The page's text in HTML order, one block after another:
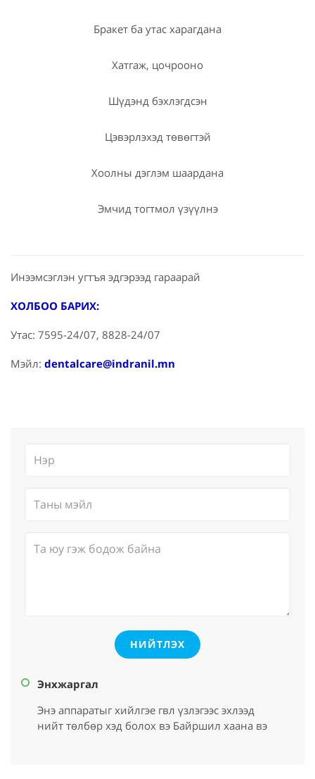
Бракет ба утас харагдана
Хатгаж, цочрооно
Шүдэнд бэхлэгдсэн
Цэвэрлэхэд төвөгтэй
Хоолны дэглэм шаардана
Эмчид тогтмол үзүүлнэ
Инээмсэглэн угтъя эдгэрээд гараарай
ХОЛБОО БАРИХ:
Утас: 7595-24/07, 8828-24/07
Мэйл: dentalcare@indranil.mn
НИЙТЛЭХ
Энхжаргал
Энэ аппаратыг хийлгэе гвл үзлэгээс эхлээд
нийт төлбөр хэд болох вэ Байршил хаана вэ